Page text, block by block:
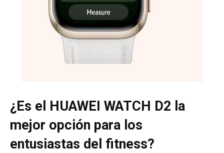
¿Es el HUAWEI WATCH D2 la
mejor opción para los
entusiastas del fitness?